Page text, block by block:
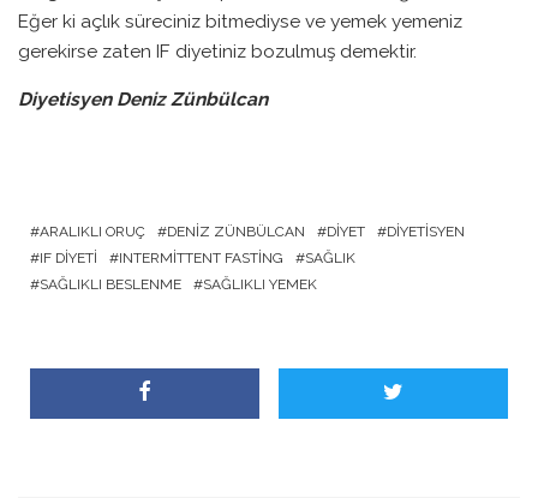
Eğer ki açlık süreciniz bitmediyse ve yemek yemeniz
gerekirse zaten IF diyetiniz bozulmuş demektir.
Diyetisyen Deniz Zünbülcan
ARALIKLI ORUÇ DENIZ ZÜNBÜLCAN DIYET
DIYETISYEN
IF DIYETI
INTERMITTENT FASTING
SAĞLIK
SAĞLIKLI BESLENME
SAĞLIKLI YEMEK